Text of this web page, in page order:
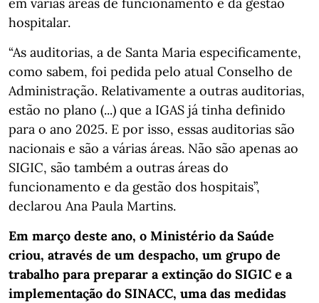
hospitalar.
“As auditorias, a de Santa Maria especificamente,
como sabem, foi pedida pelo atual Conselho de
Administração. Relativamente a outras auditorias,
estão no plano (...) que a IGAS já tinha definido
para o ano 2025. E por isso, essas auditorias são
nacionais e são a várias áreas. Não são apenas ao
SIGIC, são também a outras áreas do
funcionamento e da gestão dos hospitais”,
declarou Ana Paula Martins.
Em março deste ano, o Ministério da Saúde
criou, através de um despacho, um grupo de
trabalho para preparar a extinção do SIGIC e a
implementação do SINACC, uma das medidas